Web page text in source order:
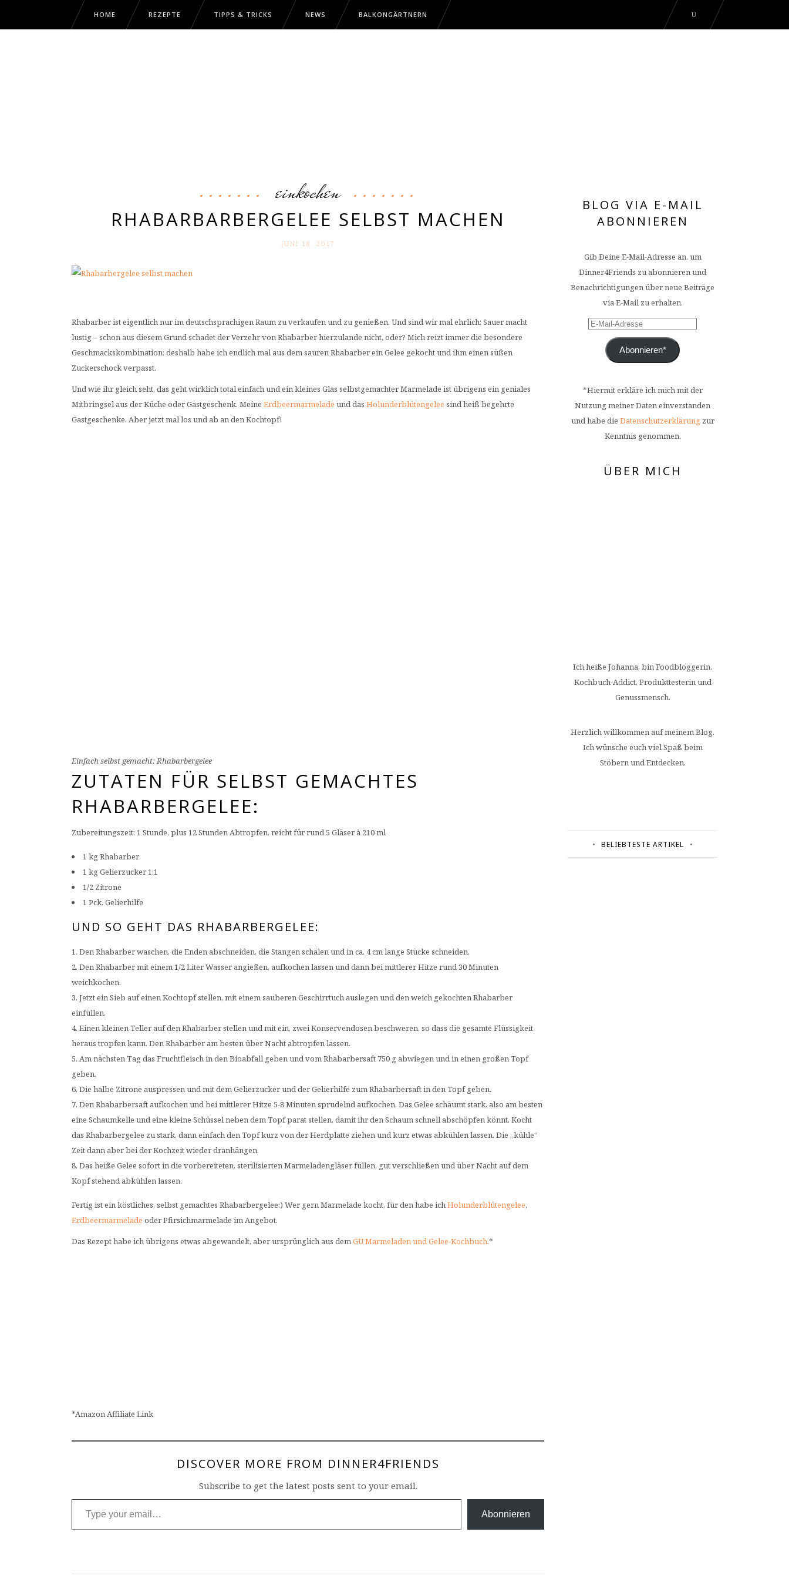
HOME REZEPTE TIPPS & TRICKS NEWS BALKONGÄRTNERN
einkochen
RHABARBARBERGELEE SELBST MACHEN
JUNI 18. 2017
Rhabarber ist eigentlich nur im deutschsprachigen Raum zu verkaufen und zu genießen. Und sind wir mal ehrlich: Sauer macht
lustig – schon aus diesem Grund schadet der Verzehr von Rhabarber hierzulande nicht, oder? Mich reizt immer die besondere
Geschmackskombination: deshalb habe ich endlich mal aus dem sauren Rhabarber ein Gelee gekocht und ihm einen süßen
Zuckerschock verpasst.
Und wie ihr gleich seht, das geht wirklich total einfach und ein kleines Glas selbstgemachter Marmelade ist übrigens ein geniales
Mitbringsel aus der Küche oder Gastgeschenk. Meine Erdbeermarmelade und das Holunderblütengelee sind heiß begehrte
Gastgeschenke. Aber jetzt mal los und ab an den Kochtopf!
Einfach selbst gemacht: Rhabarbergelee
ZUTATEN FÜR SELBST GEMACHTES
RHABARBERGELEE:
Zubereitungszeit: 1 Stunde, plus 12 Stunden Abtropfen, reicht für rund 5 Gläser à 210 ml
1 kg Rhabarber
1 kg Gelierzucker 1:1
1/2 Zitrone
1 Pck. Gelierhilfe
UND SO GEHT DAS RHABARBERGELEE:
Den Rhabarber waschen, die Enden abschneiden, die Stangen schälen und in ca. 4 cm lange Stücke schneiden.
Den Rhabarber mit einem 1/2 Liter Wasser angießen, aufkochen lassen und dann bei mittlerer Hitze rund 30 Minuten
weichkochen.
Jetzt ein Sieb auf einen Kochtopf stellen, mit einem sauberen Geschirrtuch auslegen und den weich gekochten Rhabarber
einfüllen.
Einen kleinen Teller auf den Rhabarber stellen und mit ein, zwei Konservendosen beschweren, so dass die gesamte Flüssigkeit
heraus tropfen kann. Den Rhabarber am besten über Nacht abtropfen lassen.
Am nächsten Tag das Fruchtfleisch in den Bioabfall geben und vom Rhabarbersaft 750 g abwiegen und in einen großen Topf
geben.
Die halbe Zitrone auspressen und mit dem Gelierzucker und der Gelierhilfe zum Rhabarbersaft in den Topf geben.
Den Rhabarbersaft aufkochen und bei mittlerer Hitze 5-8 Minuten sprudelnd aufkochen. Das Gelee schäumt stark, also am besten
eine Schaumkelle und eine kleine Schüssel neben dem Topf parat stellen, damit ihr den Schaum schnell abschöpfen könnt. Kocht
das Rhabarbergelee zu stark, dann einfach den Topf kurz von der Herdplatte ziehen und kurz etwas abkühlen lassen. Die „kühle“
Zeit dann aber bei der Kochzeit wieder dranhängen.
Das heiße Gelee sofort in die vorbereiteten, sterilisierten Marmeladengläser füllen, gut verschließen und über Nacht auf dem
Kopf stehend abkühlen lassen.
Fertig ist ein köstliches, selbst gemachtes Rhabarbergelee:) Wer gern Marmelade kocht, für den habe ichHolunderblütengelee,
Erdbeermarmelade oder Pfirsichmarmelade im Angebot.
Das Rezept habe ich übrigens etwas abgewandelt, aber ursprünglich aus demGU Marmeladen und Gelee-Kochbuch.*
*Amazon Affiliate Link
DISCOVER MORE FROM DINNER4FRIENDS
Subscribe to get the latest posts sent to your email.
Type your email…
Abonnieren
BLOG VIA E-MAIL
ABONNIEREN
Gib Deine E-Mail-Adresse an, um
Dinner4Friends zu abonnieren und
Benachrichtigungen über neue Beiträge
via E-Mail zu erhalten.
E-
Adresse
Abonnieren*
*Hiermit erkläre ich mich mit der
Nutzung meiner Daten einverstanden
und habe die Datenschutzerklärungzur
Kenntnis genommen.
ÜBER MICH
Ich heiße Johanna, bin Foodbloggerin,
Kochbuch-Addict, Produkttesterin und
Genussmensch.
Herzlich willkommen auf meinem Blog.
Ich wünsche euch viel Spaß beim
Stöbern und Entdecken.
BELIEBTESTE ARTIKEL